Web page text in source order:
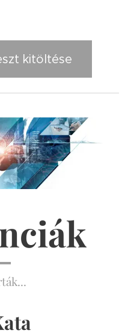
kitöltése